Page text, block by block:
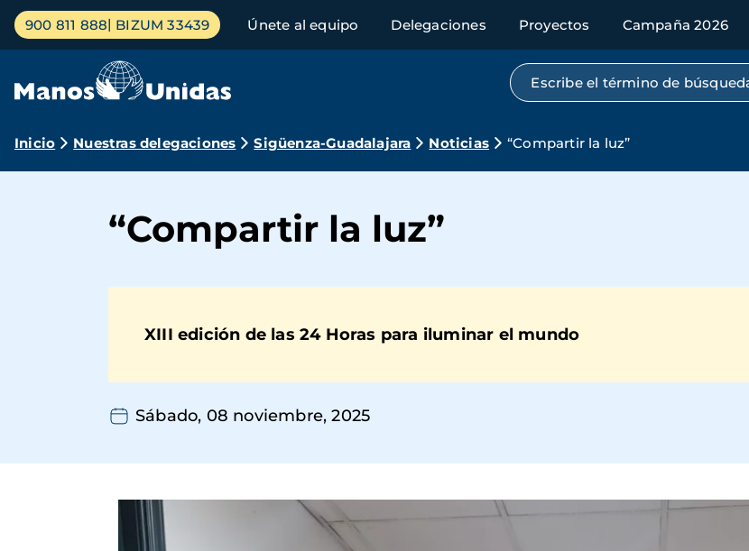
Pasar
contenido
Menú
principal
900 811 888 BIZUM 33439 Únete al equipo Delegaciones Proyectos Campaña 2026
Búsqueda por texto completo
Ruta
navegación
Inicio Nuestras delegaciones Sigüenza-Guadalajara Noticias “Compartir la luz”
“Compartir la luz”
XIII edición de las 24 Horas para iluminar el mundo
Sábado, 08 noviembre, 2025